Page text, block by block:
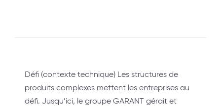
Défi (contexte technique) Les structures de
produits complexes mettent les entreprises au
défi. Jusqu’ici, le groupe GARANT gérait et